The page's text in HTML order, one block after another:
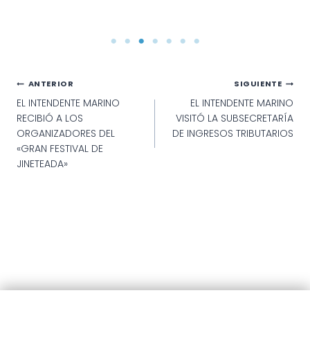
Navegación
de
entradas
ANTERIOR
EL INTENDENTE MARINO
RECIBIÓ A LOS
ORGANIZADORES DEL
«GRAN FESTIVAL DE
JINETEADA»
SIGUIENTE
EL INTENDENTE MARINO
VISITÓ LA SUBSECRETARÍA
DE INGRESOS TRIBUTARIOS